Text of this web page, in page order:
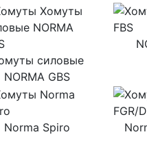
силовые
NORMA GBS
Norma Spiro